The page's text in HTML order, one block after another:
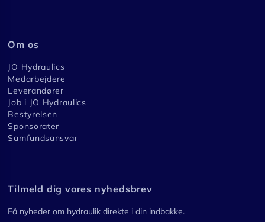
Om os
JO Hydraulics
Medarbejdere
Leverandører
Job i JO Hydraulics
Bestyrelsen
Sponsorater
Samfundsansvar
Tilmeld dig vores nyhedsbrev
Få nyheder om hydraulik direkte i din indbakke.